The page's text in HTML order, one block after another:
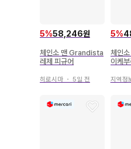
5%58,246원
체인소 맨 Grandista
레제 피규어
히로시마 ・ 5일 전
5%
체인
이케
마인
지역정